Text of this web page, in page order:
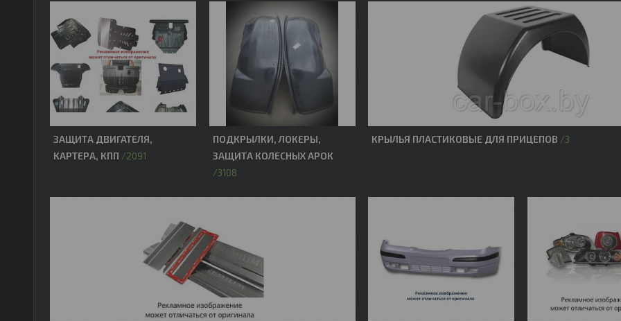
ЗАЩИТА ДВИГАТЕЛЯ,
КАРТЕРА, КПП
2091
ПОДКРЫЛКИ, ЛОКЕРЫ,
ЗАЩИТА КОЛЕСНЫХ АРОК
3108
КРЫЛЬЯ ПЛАСТИКОВЫЕ ДЛЯ ПРИЦЕПОВ 3